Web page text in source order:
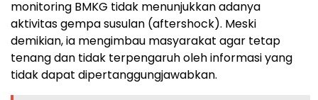
monitoring BMKG tidak menunjukkan adanya
aktivitas gempa susulan (aftershock). Meski
demikian, ia mengimbau masyarakat agar tetap
tenang dan tidak terpengaruh oleh informasi yang
tidak dapat dipertanggungjawabkan.